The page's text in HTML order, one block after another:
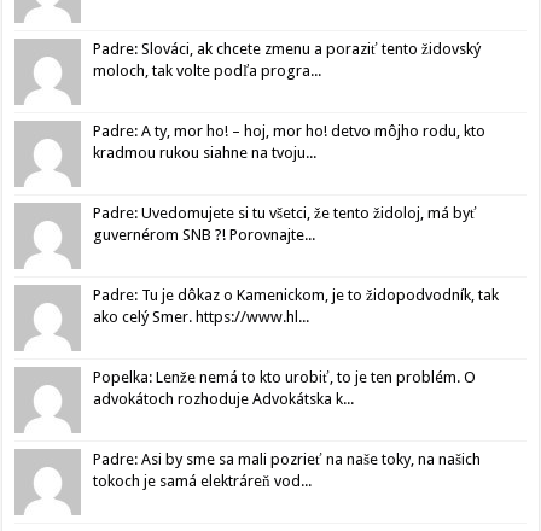
Padre: Slováci, ak chcete zmenu a poraziť tento židovský
moloch, tak volte podľa progra...
Padre: A ty, mor ho! – hoj, mor ho! detvo môjho rodu, kto
kradmou rukou siahne na tvoju...
Padre: Uvedomujete si tu všetci, že tento židoloj, má byť
guvernérom SNB ?! Porovnajte...
Padre: Tu je dôkaz o Kamenickom, je to židopodvodník, tak
ako celý Smer. https://www.hl...
Popelka: Lenže nemá to kto urobiť, to je ten problém. O
advokátoch rozhoduje Advokátska k...
Padre: Asi by sme sa mali pozrieť na naše toky, na našich
tokoch je samá elektráreň vod...